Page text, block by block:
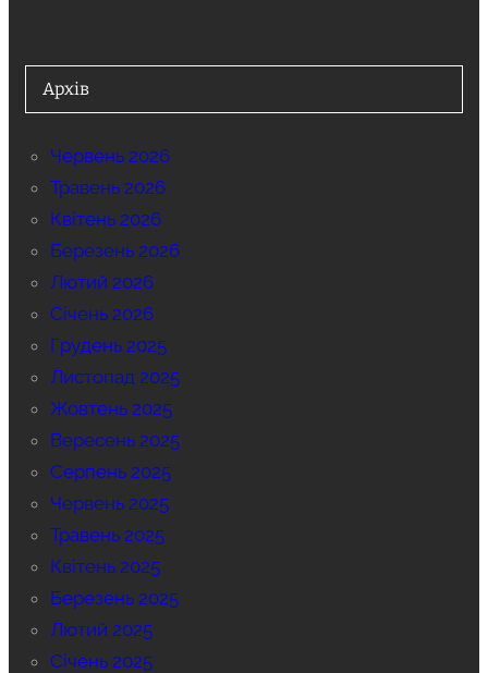
Архів
Червень 2026
Травень 2026
Квітень 2026
Березень 2026
Лютий 2026
Січень 2026
Грудень 2025
Листопад 2025
Жовтень 2025
Вересень 2025
Серпень 2025
Червень 2025
Травень 2025
Квітень 2025
Березень 2025
Лютий 2025
Січень 2025